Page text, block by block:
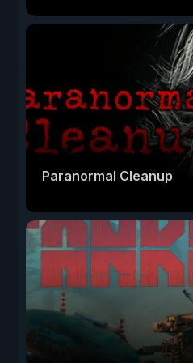
Paranormal Cleanup